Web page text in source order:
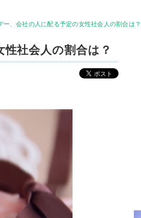
ー、会社の人に配る予定の女性社会人の割合は？
社会人の割合は？